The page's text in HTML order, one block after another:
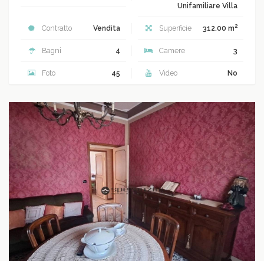
Unifamiliare Villa
Contratto Vendita Superficie 312.00 m2
Bagni 4 Camere 3
Foto 45 Video No